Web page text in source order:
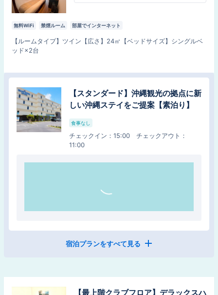
【スタンダード】沖縄観光の拠点に新
ェで１日をスタート【朝食付】
朝食
無料WiFi 禁煙ルーム 部屋でインターネット
【ルームタイプ】 ツイン 【広さ 】 24㎡ 【ベッドサイズ】 シングルベ
ッド×2台
【スタンダード】沖縄観光の拠点に新
しい沖縄ステイをご提案【素泊り】
食事なし
チェックイン ： 15:00 チェックアウト ：
11:00
【お日にち限定】国道58号線沿いア
宿泊プランをすべて見る
【最上階クラブフロア】デラックスハ